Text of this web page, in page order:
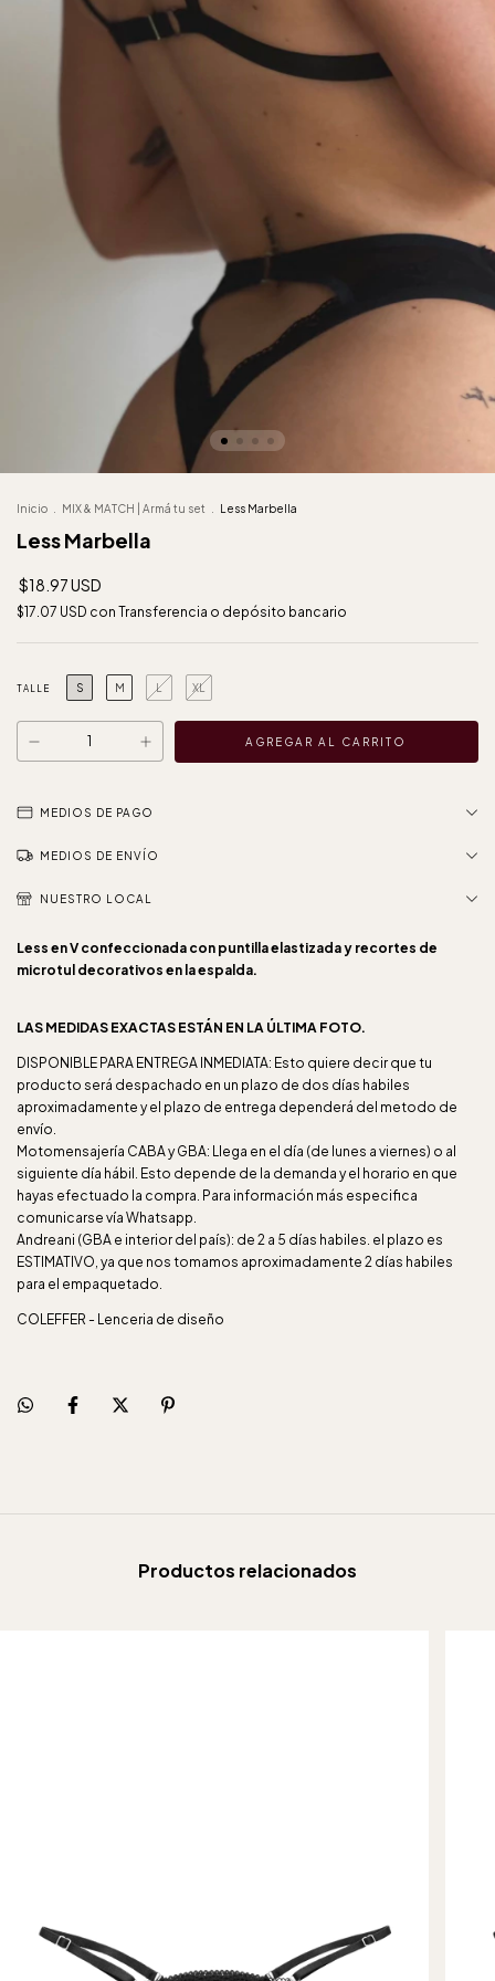
Inicio MIX & MATCH | Armá tu set Less Marbella
Less Marbella
$18.97 USD
$17.07 USD con Transferencia o depósito bancario
TALLE S M L XL
MEDIOS DE PAGO
MEDIOS DE ENVÍO
NUESTRO LOCAL
Less en V confeccionada con puntilla elastizada y recortes de
microtul decorativos en la espalda.
LAS MEDIDAS EXACTAS ESTÁN EN LA ÚLTIMA FOTO.
DISPONIBLE PARA ENTREGA INMEDIATA: Esto quiere decir que tu
producto será despachado en un plazo de dos días habiles
aproximadamente y el plazo de entrega dependerá del metodo de
envío.
Motomensajería CABA y GBA: Llega en el día (de lunes a viernes) o al
siguiente día hábil. Esto depende de la demanda y el horario en que
hayas efectuado la compra. Para información más especifica
comunicarse vía Whatsapp.
Andreani (GBA e interior del país): de 2 a 5 días habiles. el plazo es
ESTIMATIVO, ya que nos tomamos aproximadamente 2 días habiles
para el empaquetado.
COLEFFER - Lenceria de diseño
Productos relacionados